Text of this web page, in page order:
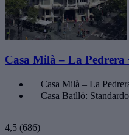
Casa Milà – La
Casa Milà – La
Casa Batlló:
4,5 (686)